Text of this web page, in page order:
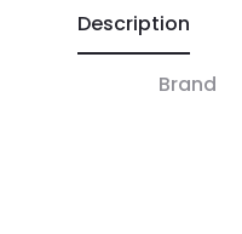
Description
Brand